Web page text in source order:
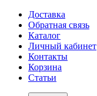
Доставка
Обратная связь
Каталог
Личный кабинет
Контакты
Корзина
Статьи